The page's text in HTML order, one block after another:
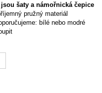
šaty a námořnická čepice
pružný materiál
bílé nebo modré